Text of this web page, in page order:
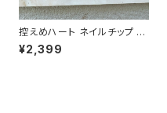
控えめハート ネイルチップ シ
ョート さりげない ラブブ はあ
とねいる 短め ガーリー 通販
¥2,399